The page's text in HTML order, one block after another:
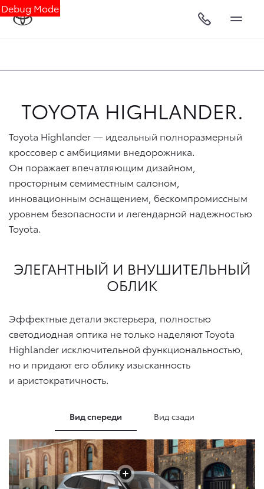
Debug Mode
TOYOTA HIGHLANDER.
Toyota Highlander — идеальный полноразмерный
кроссовер с амбициями внедорожника.
Он поражает впечатляющим дизайном,
просторным семиместным салоном,
инновационным оснащением, бескомпромиссным
уровнем безопасности и легендарной надежностью
Toyota.
ЭЛЕГАНТНЫЙ И ВНУШИТЕЛЬНЫЙ
ОБЛИК
Эффектные детали экстерьера, полностью
светодиодная оптика не только наделяют Toyota
Highlander исключительной функциональностью,
но и придают его облику изысканность
и аристократичность.
Вид спереди Вид сзади
++